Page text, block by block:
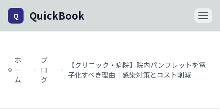
Q QuickBook
ホ
ー
ム
ブ
ロ
グ
【クリニック・病院】院内パンフレットを電
子化すべき理由｜感染対策とコスト削減